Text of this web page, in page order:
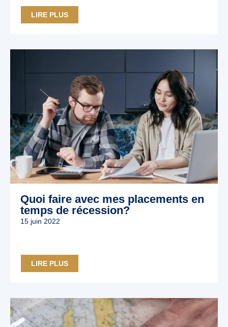
LIRE PLUS
Quoi faire avec mes placements en
temps de récession?
15 juin 2022
LIRE PLUS